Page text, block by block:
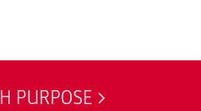
PURPOSE